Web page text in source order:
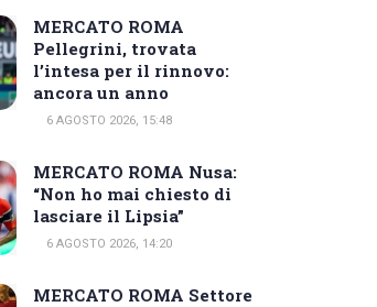
MERCATO ROMA
Pellegrini, trovata
l’intesa per il rinnovo:
ancora un anno
6 AGOSTO 2026, 15:48
MERCATO ROMA Nusa:
“Non ho mai chiesto di
lasciare il Lipsia”
6 AGOSTO 2026, 14:20
MERCATO ROMA Settore